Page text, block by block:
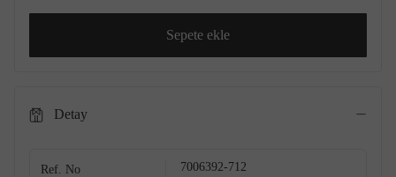
Sepete ekle
Detay
Ref. No 7006392-712